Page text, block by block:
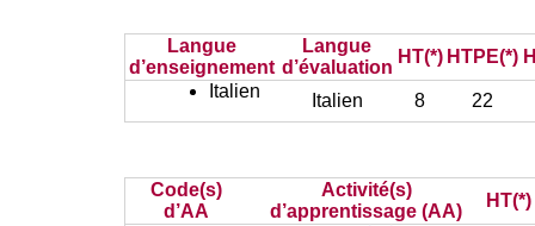
Langue
d’enseignement
Langue
d’évaluation
HT(*) HTPE(*)
Italien
Italien 8 22
Code(s)
d’AA
Activité(s)
d’apprentissage (AA)
HT(*)